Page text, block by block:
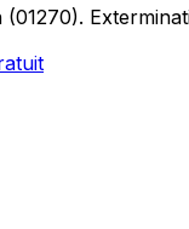
(01270).